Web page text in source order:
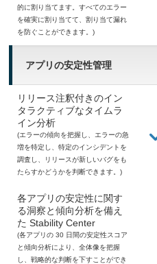
的に割り当てます。すべてのエラー
を確実に割り当てて、割り当て漏れ
を防ぐことができます。)
アプリの安定性管理
リリース注釈付きのイン
タラクティブなタイムラ
イン分析
(エラーの傾向を把握し、エラーの急
増を特定し、特定のインシデントを
調査し、リリースが新しいバグをも
たらすかどうかを判断できます。)
各アプリの安定性に関す
る洞察と傾向分析を備え
た Stability Center
(各アプリの 30 日間の安定性スコア
と傾向分析により、全体像を把握
し、戦略的な判断を下すことができ